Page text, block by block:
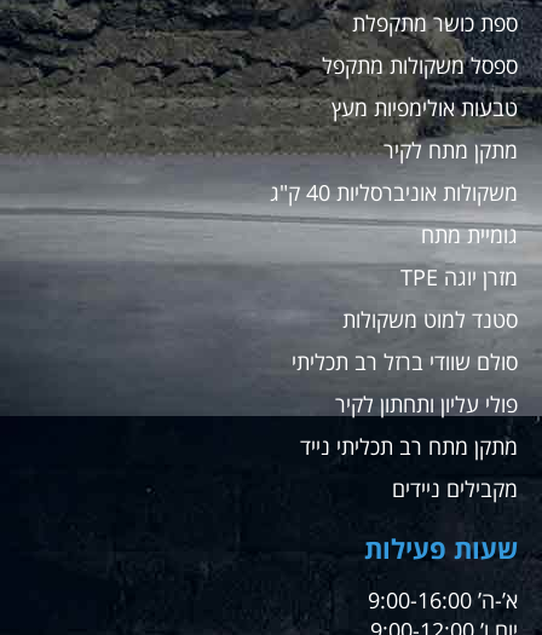
ספת כושר מתקפלת
ספסל משקולות מתקפל
טבעות אולימפיות מעץ
מתקן מתח לקיר
משקולות אוניברסליות 40 ק"ג
גומיית מתח
מזרן יוגה TPE
סטנד למוט משקולות
סולם שוודי ברזל רב תכליתי
פולי עליון ותחתון לקיר
מתקן מתח רב תכליתי נייד
מקבילים ניידים
שעות פעילות
א’-ה’ 9:00-16:00